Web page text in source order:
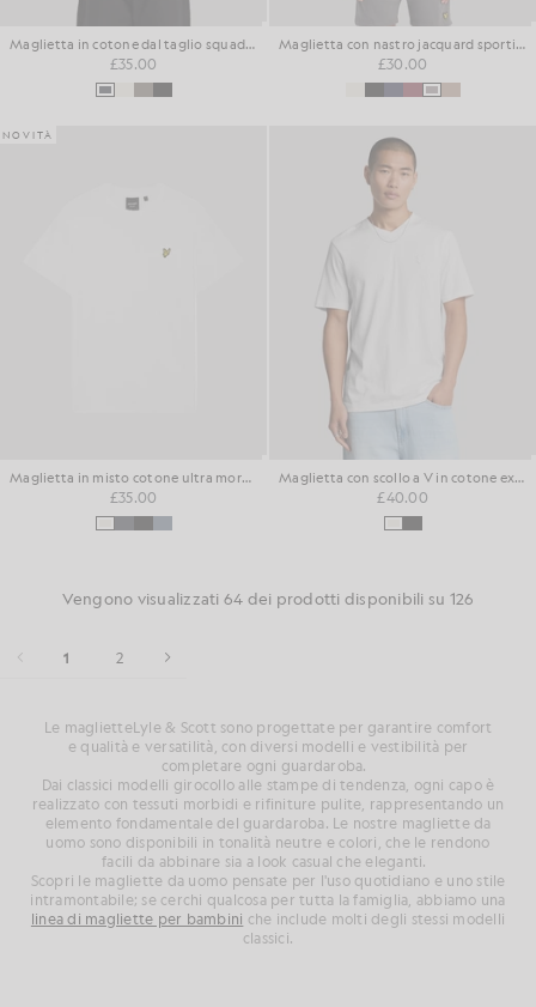
Maglietta in cotone dal taglio squadrato
£35.00
Maglietta con nastro jacquard sportivo
£30.00
NOVITÀ
Maglietta in misto cotone ultra morbido
£35.00
Maglietta con scollo a V in cotone extrafine
£40.00
Vengono visualizzati 64 dei prodotti disponibili su 126
1 2
Le maglietteLyle & Scott sono progettate per garantire comfort
e qualità e versatilità, con diversi modelli e vestibilità per
completare ogni guardaroba.
Dai classici modelli girocollo alle stampe di tendenza, ogni capo è
realizzato con tessuti morbidi e rifiniture pulite, rappresentando un
elemento fondamentale del guardaroba. Le nostre magliette da
uomo sono disponibili in tonalità neutre e colori , che le rendono
facili da abbinare sia a look casual che eleganti.
Scopri le magliette da uomo pensate per l'uso quotidiano e uno stile
intramontabile; se cerchi qualcosa per tutta la famiglia, abbiamo una
linea di magliette per bambini che include molti degli stessi modelli
classici.